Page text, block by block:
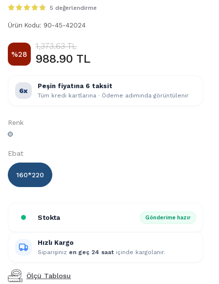
5 değerlendirme
Ürün Kodu: 90-45-42024
%28
1,373.63 TL
988.90 TL
6x
Peşin fiyatına 6 taksit
Tüm kredi kartlarına · Ödeme adımında görüntülenir
Renk
Ebat
160*220
Stokta Gönderime hazır
Hızlı Kargo
Siparişiniz en geç 24 saat içinde kargolanır.
Ölçü Tablosu